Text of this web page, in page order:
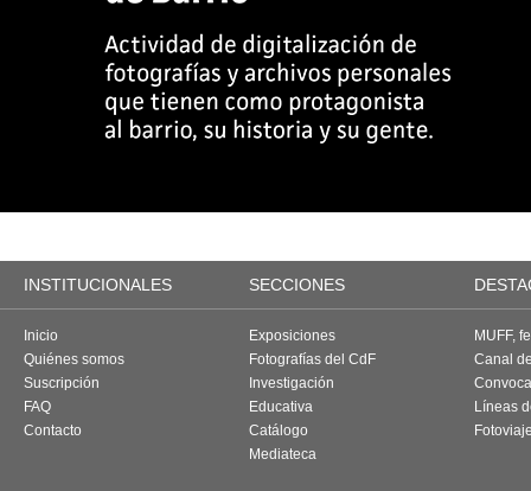
INSTITUCIONALES SECCIONES
Inicio
Quiénes somos
Suscripción
FAQ
Contacto
Exposiciones
Fotografías del CdF
Investigación
Educativa
Catálogo
Mediateca
MUFF,
Canal
Líneas